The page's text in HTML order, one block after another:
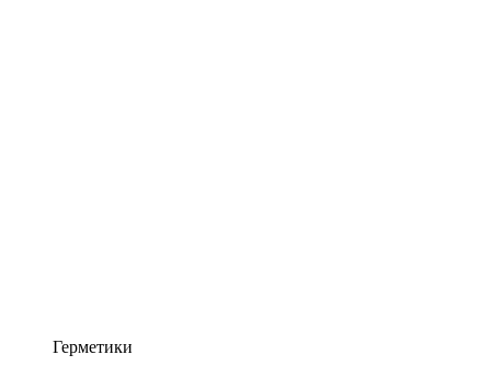
Герметики